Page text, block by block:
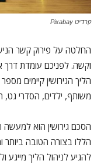
קרדיט Pixabay
החלטה על פירוק קשר
וקשה. לפניכם עומדת דרך
הליך הגירושין קיימים
משותף, ילדים, הסדרי גט,
הסכם גירושין הוא למעשה
הללו בצורה הטובה ביותר
להגיע לניהול הליך